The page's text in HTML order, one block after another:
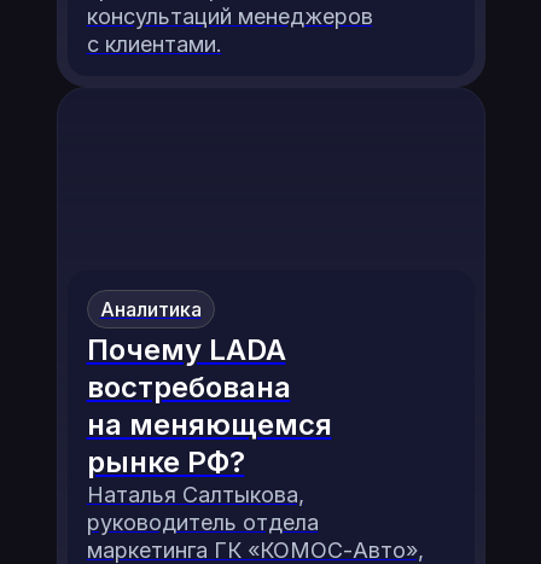
консультаций менеджеров
с клиентами.
Аналитика
Почему LADA
востребована
на меняющемся
рынке РФ?
Наталья Салтыкова,
руководитель отдела
маркетинга ГК «КОМОС-Авто»,